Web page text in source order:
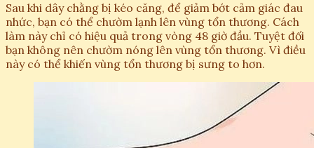
Sau khi dây chằng bị kéo căng, để giảm bớt cảm giác đau
nhức, bạn có thể chườm lạnh lên vùng tổn thương. Cách
làm này chỉ có hiệu quả trong vòng 48 giờ đầu. Tuyệt đối
bạn không nên chườm nóng lên vùng tổn thương. Vì điều
này có thể khiến vùng tổn thương bị sưng to hơn.